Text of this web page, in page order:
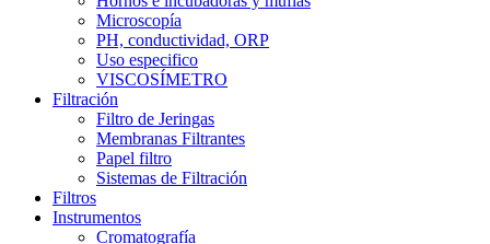
Microscopía
PH, conductividad, ORP
Uso especifico
VISCOSÍMETRO
Filtración
Filtro de Jeringas
Membranas Filtrantes
Papel filtro
Sistemas de Filtración
Filtros
Instrumentos
Cromatografía